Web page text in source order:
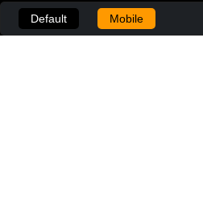
Default Mobile